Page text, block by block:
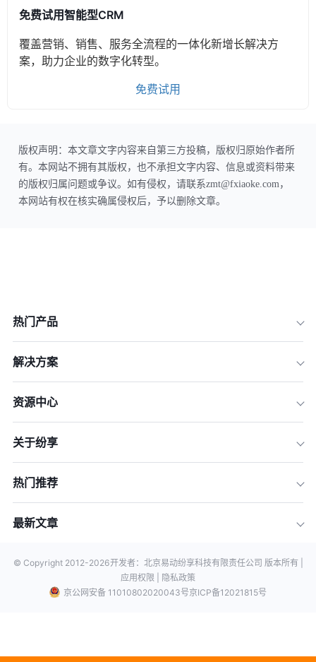
免费试用智能型CRM
覆盖营销、销售、服务全流程的一体化新增长解决方
案，助力企业的数字化转型。
免费试用
版权声明：本文章文字内容来自第三方投稿，版权归原始作者所
有。本网站不拥有其版权，也不承担文字内容、信息或资料带来
的版权归属问题或争议。如有侵权，请联系zmt@fxiaoke.com，
本网站有权在核实确属侵权后，予以删除文章。
热门产品
解决方案
资源中心
关于纷享
热门推荐
最新文章
© Copyright 2012-2026开发者：北京易动纷享科技有限责任公司 版本所有 |
应用权限 |
隐私政策
京公网安备 11010802020043号京ICP备12021815号